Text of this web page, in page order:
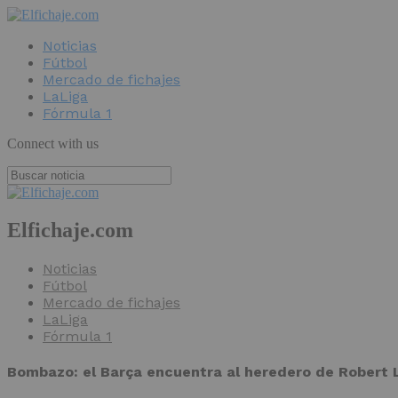
Noticias
Fútbol
Mercado de fichajes
LaLiga
Fórmula 1
Connect with us
Elfichaje.com
Noticias
Fútbol
Mercado de fichajes
LaLiga
Fórmula 1
Bombazo: el Barça encuentra al heredero de Robert